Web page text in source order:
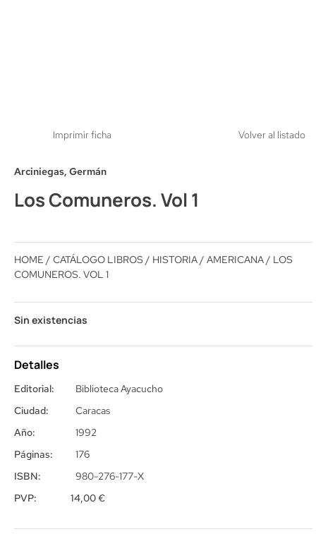
Imprimir ficha Volver al listado
Arciniegas, Germán
Los Comuneros. Vol 1
HOME / CATÁLOGO LIBROS / HISTORIA/ AMERICANA/ LOS
COMUNEROS. VOL 1
Sin existencias
Detalles
Editorial:
Ciudad:
Año:
Páginas:
ISBN:
Biblioteca Ayacucho
Caracas
1992
176
980-276-177-X
PVP:
14,00€